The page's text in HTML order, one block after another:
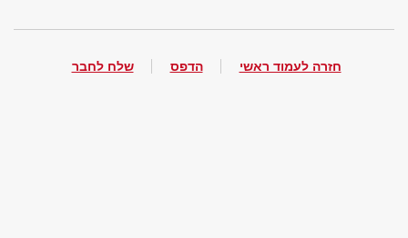
חזרה לעמוד ראשי הדפס שלח לחבר